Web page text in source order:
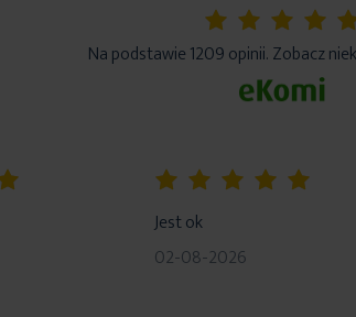
Na podstawie 1209 opinii. Zobacz
Jest ok
02-08-2026